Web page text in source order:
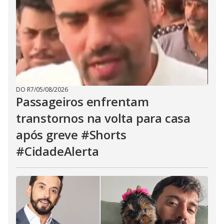
DO R7/05/08/2026
Passageiros enfrentam
transtornos na volta para casa
após greve #Shorts
#CidadeAlerta